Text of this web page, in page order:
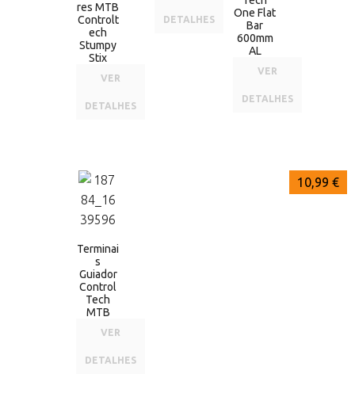
res MTB
Controlt
ech
Stumpy
Stix
VER
DETALHES
DETALHES
One Flat
Bar
600mm
AL
VER
DETALHES
10,99 €
Terminai
s
Guiador
Control
Tech
MTB
VER
DETALHES